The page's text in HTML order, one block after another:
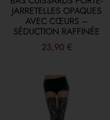
JARRETELLES OPAQUES
AVEC CŒURS –
SÉDUCTION RAFFINÉE
23,90 €